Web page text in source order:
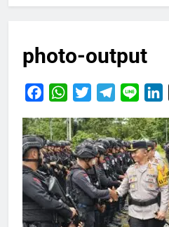
photo-output
FacebookWhatsApp
TwitterTelegram
Line